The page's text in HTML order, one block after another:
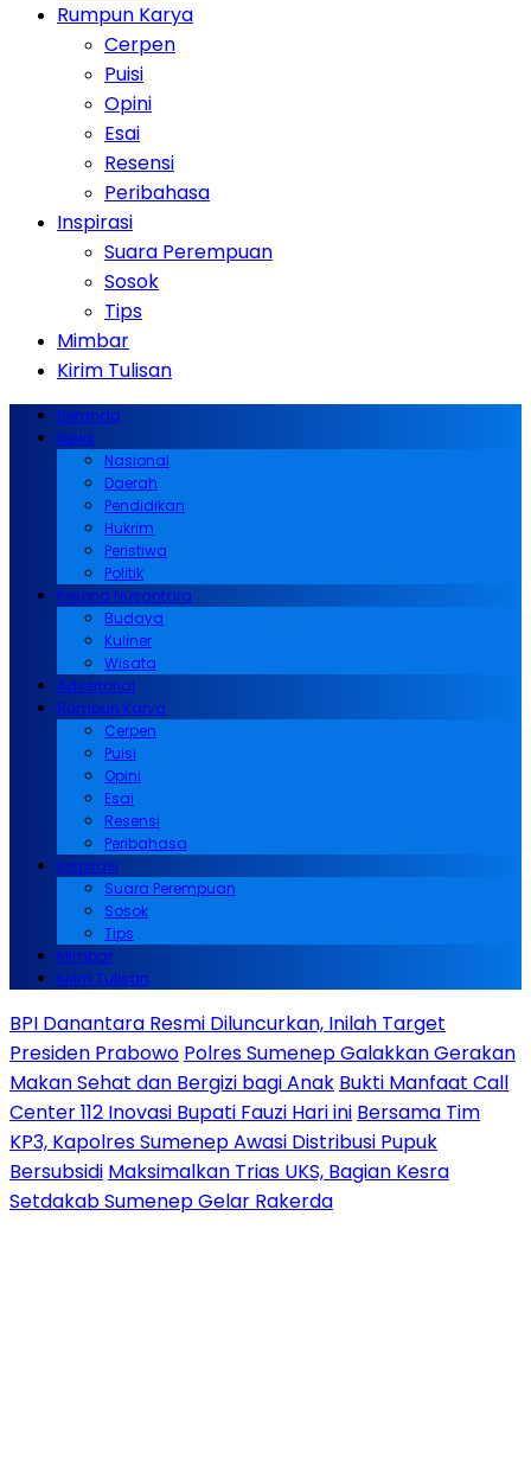
Rumpun Karya
Cerpen
Puisi
Opini
Esai
Resensi
Peribahasa
Inspirasi
Suara Perempuan
Sosok
Tips
Mimbar
Kirim Tulisan
Beranda
News
Nasional
Daerah
Pendidikan
Hukrim
Peristiwa
Politik
Pesona Nusantara
Budaya
Kuliner
Wisata
Advertorial
Rumpun Karya
Cerpen
Puisi
Opini
Esai
Resensi
Peribahasa
Inspirasi
Suara Perempuan
Sosok
Tips
Mimbar
Kirim Tulisan
BPI Danantara Resmi Diluncurkan, Inilah Target
Presiden Prabowo Polres Sumenep Galakkan Gerakan
Makan Sehat dan Bergizi bagi Anak Bukti Manfaat Call
Center 112 Inovasi Bupati Fauzi Hari ini Bersama Tim
KP3, Kapolres Sumenep Awasi Distribusi Pupuk
Bersubsidi Maksimalkan Trias UKS, Bagian Kesra
Setdakab Sumenep Gelar Rakerda